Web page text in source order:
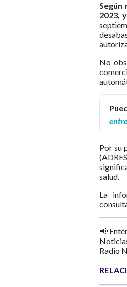
Según
2023,
No
Por su
salud.
La
📢
Radio